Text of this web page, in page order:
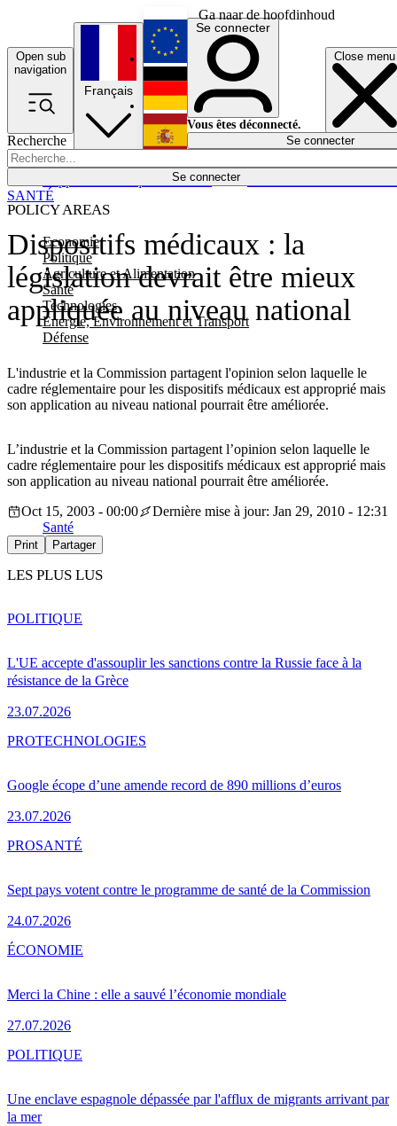
Ga naar de hoofdinhoud
Open sub
navigation
Close menu
Recherche
Se connecter
POLICY AREAS
Economie
Politique
Agriculture et Alimentation
Santé
Technologies
Energie, Environnement et Transport
Défense
Économie
Français
English
Deutsch
Español
Se connecter
Vous êtes déconnecté.
Se connecter
Dispositifs médicaux : la
législation devrait être mieux
appliquée au niveau national
L'industrie et la Commission partagent l'opinion selon laquelle le
cadre réglementaire pour les dispositifs médicaux est approprié mais
son application au niveau national pourrait être améliorée.
SANTÉ
L’industrie et la Commission partagent l’opinion selon laquelle le
cadre réglementaire pour les dispositifs médicaux est approprié mais
son application au niveau national pourrait être améliorée.
Oct 15, 2003 - 00:00
Dernière mise à jour: Jan 29, 2010 - 12:31
Santé
Print Partager
LES PLUS LUS
L'UE accepte d'assouplir les sanctions contre la Russie face à la
résistance de la Grèce
23.07.2026
POLITIQUE
Google écope d’une amende record de 890 millions d’euros
23.07.2026
PROTECHNOLOGIES
Sept pays votent contre le programme de santé de la Commission
24.07.2026
PROSANTÉ
Merci la Chine : elle a sauvé l’économie mondiale
27.07.2026
ÉCONOMIE
Une enclave espagnole dépassée par l'afflux de migrants arrivant par
la mer
POLITIQUE